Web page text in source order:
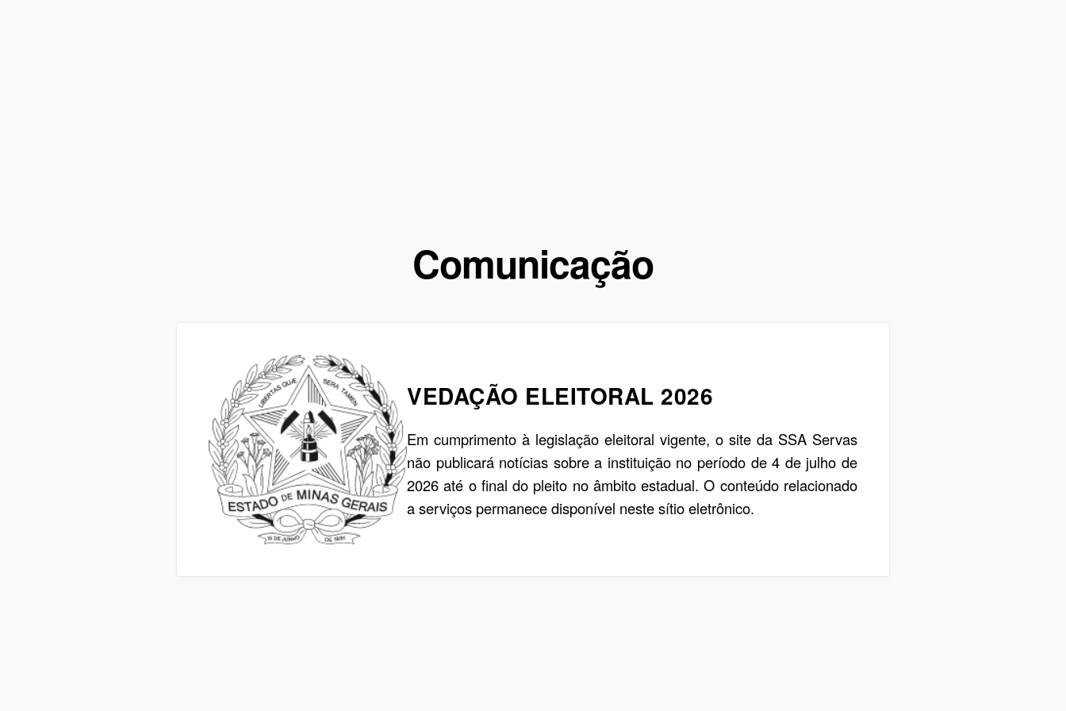
Comunicação
VEDAÇÃO ELEITORAL 2026
Em cumprimento à legislação eleitoral vigente, o site da SSA Servas
não publicará notícias sobre a instituição no período de 4 de julho de
2026 até o final do pleito no âmbito estadual. O conteúdo relacionado
a serviços permanece disponível neste sítio eletrônico.